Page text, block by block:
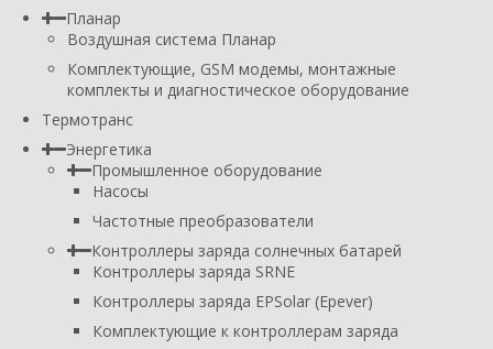
Планар
Воздушная система Планар
Комплектующие, GSM модемы, монтажные
комплекты и диагностическое оборудование
Термотранс
Энергетика
Промышленное оборудование
Насосы
Частотные преобразователи
Контроллеры заряда солнечных батарей
Контроллеры заряда SRNE
Контроллеры заряда EPSolar (Epever)
Комплектующие к контроллерам заряда